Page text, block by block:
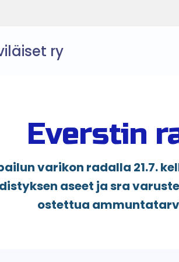
ry
Everstin
varikon radalla 21.7.
aseet ja sra
ostettua